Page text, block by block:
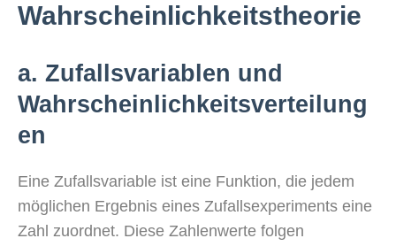
Wahrscheinlichkeitstheorie
a. Zufallsvariablen und
Wahrscheinlichkeitsverteilung
en
Eine Zufallsvariable ist eine Funktion, die jedem
möglichen Ergebnis eines Zufallsexperiments eine
Zahl zuordnet. Diese Zahlenwerte folgen